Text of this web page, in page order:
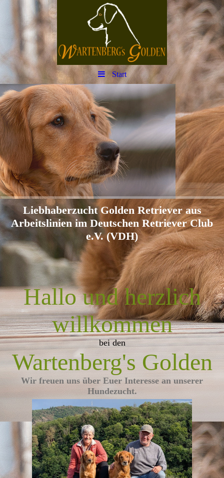
Start
Liebhaberzucht Golden Retriever aus
Arbeitslinien im Deutschen Retriever Club
e.V. (VDH)
Hallo und herzlich
willkommen
bei den
Wartenberg's Golden
Wir freuen uns über Euer Interesse an unserer
Hundezucht.